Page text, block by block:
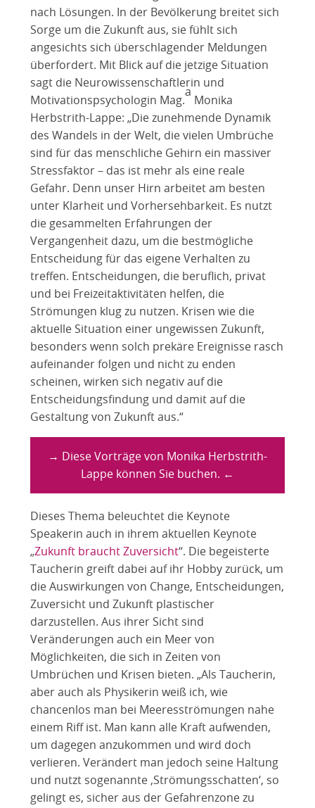
nach Lösungen. In der Bevölkerung breitet sich
Sorge um die Zukunft aus, sie fühlt sich
angesichts sich überschlagender Meldungen
überfordert. Mit Blick auf die jetzige Situation
sagt die Neurowissenschaftlerin und
Motivationspsychologin Mag.
a
Monika
Herbstrith-Lappe: „Die zunehmende Dynamik
des Wandels in der Welt, die vielen Umbrüche
sind für das menschliche Gehirn ein massiver
Stressfaktor – das ist mehr als eine reale
Gefahr. Denn unser Hirn arbeitet am besten
unter Klarheit und Vorhersehbarkeit. Es nutzt
die gesammelten Erfahrungen der
Vergangenheit dazu, um die bestmögliche
Entscheidung für das eigene Verhalten zu
treffen. Entscheidungen, die beruflich, privat
und bei Freizeitaktivitäten helfen, die
Strömungen klug zu nutzen. Krisen wie die
aktuelle Situation einer ungewissen Zukunft,
besonders wenn solch prekäre Ereignisse rasch
aufeinander folgen und nicht zu enden
scheinen, wirken sich negativ auf die
Entscheidungsfindung und damit auf die
Gestaltung von Zukunft aus.“
→ Diese Vorträge von Monika Herbstrith-
Lappe können Sie buchen. ←
Dieses Thema beleuchtet die Keynote
Speakerin auch in ihrem aktuellen Keynote
„Zukunft braucht Zuversicht“. Die begeisterte
Taucherin greift dabei auf ihr Hobby zurück, um
die Auswirkungen von Change, Entscheidungen,
Zuversicht und Zukunft plastischer
darzustellen. Aus ihrer Sicht sind
Veränderungen auch ein Meer von
Möglichkeiten, die sich in Zeiten von
Umbrüchen und Krisen bieten. „Als Taucherin,
aber auch als Physikerin weiß ich, wie
chancenlos man bei Meeresströmungen nahe
einem Riff ist. Man kann alle Kraft aufwenden,
um dagegen anzukommen und wird doch
verlieren. Verändert man jedoch seine Haltung
und nutzt sogenannte ‚Strömungsschatten‘, so
gelingt es, sicher aus der Gefahrenzone zu